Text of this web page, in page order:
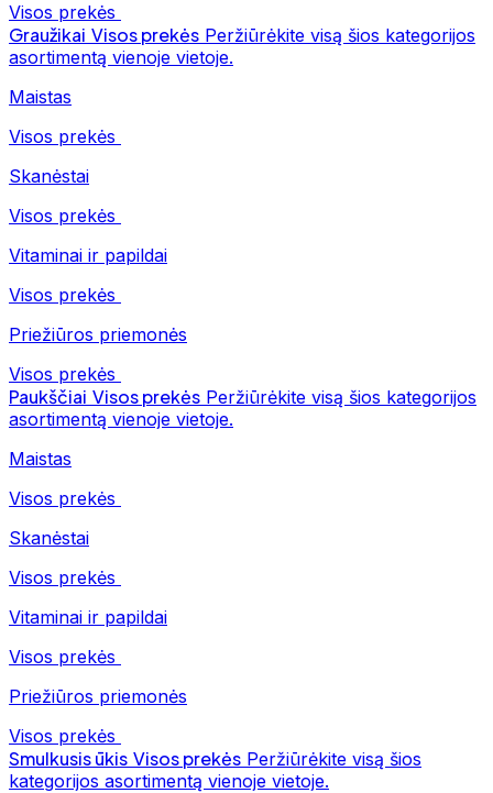
Visos prekės
Graužikai Visos prekės Peržiūrėkite visą šios kategorijos
asortimentą vienoje vietoje.
Maistas
Visos prekės
Skanėstai
Visos prekės
Vitaminai ir papildai
Visos prekės
Priežiūros priemonės
Visos prekės
Paukščiai Visos prekės Peržiūrėkite visą šios kategorijos
asortimentą vienoje vietoje.
Maistas
Visos prekės
Skanėstai
Visos prekės
Vitaminai ir papildai
Visos prekės
Priežiūros priemonės
Visos prekės
Smulkusis ūkis Visos prekės Peržiūrėkite visą šios
kategorijos asortimentą vienoje vietoje.